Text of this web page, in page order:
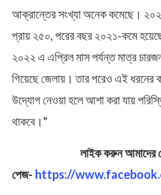
আক্রান্তের সংখ্যা অনেক কমেছে।
প্রায় ২৫০, পরের বছর ২০২১-কমে
২০২২ এ এপ্রিল মাস পর্যন্ত মাত্র
গিয়েছে জেলায়। তার পরেও এই ধরনের
উদ্যোগ নেওয়া হলে আশা করা যায়
থাকবে।”
লাইক করুন আমাদের
পেজ- https://